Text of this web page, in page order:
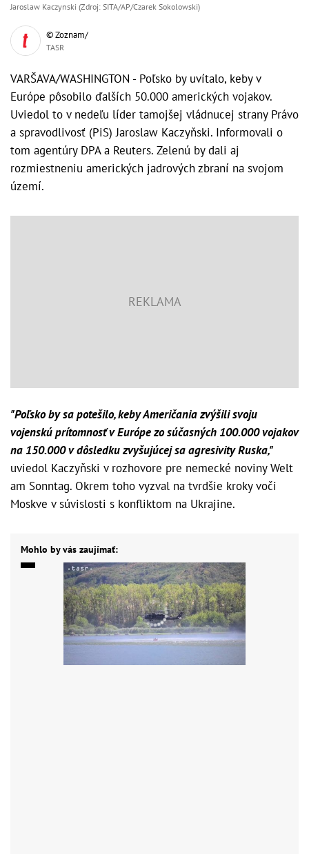
Jaroslaw Kaczynski (Zdroj: SITA/AP/Czarek Sokolowski)
© Zoznam/
TASR
VARŠAVA/WASHINGTON - Poľsko by uvítalo, keby v
Európe pôsobilo ďalších 50.000 amerických vojakov.
Uviedol to v nedeľu líder tamojšej vládnucej strany Právo
a spravodlivosť (PiS) Jaroslaw Kaczyňski. Informovali o
tom agentúry DPA a Reuters. Zelenú by dali aj
rozmiestneniu amerických jadrových zbraní na svojom
území.
"Poľsko by sa potešilo, keby Američania zvýšili svoju
vojenskú prítomnosť v Európe zo súčasných 100.000 vojakov
na 150.000 v dôsledku zvyšujúcej sa agresivity Ruska,"
uviedol Kaczyňski v rozhovore pre nemecké noviny Welt
am Sonntag. Okrem toho vyzval na tvrdšie kroky voči
Moskve v súvislosti s konfliktom na Ukrajine.
Mohlo by vás zaujímať: